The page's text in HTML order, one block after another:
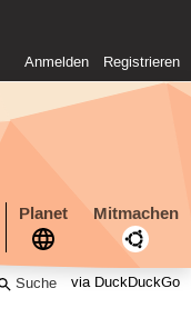
Anmelden Registrieren
Planet Mitmachen
via DuckDuckGo